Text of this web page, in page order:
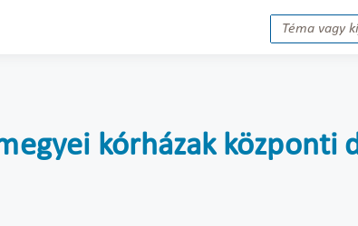
kórházak központi